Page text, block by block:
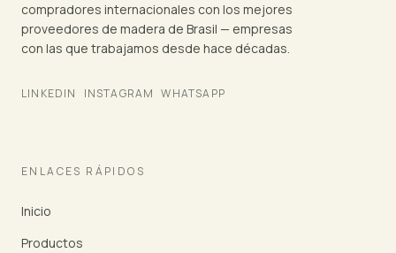
compradores internacionales con los mejores
proveedores de madera de Brasil — empresas
con las que trabajamos desde hace décadas.
LINKEDIN INSTAGRAM WHATSAPP
ENLACES RÁPIDOS
Inicio
Productos